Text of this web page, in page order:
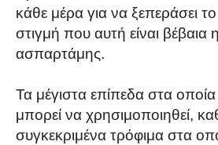
κάθε μέρα για να ξεπεράσει
στιγμή που αυτή είναι
ασπαρτάμης.
Τα μέγιστα επίπεδα στα
μπορεί να χρησιμοποιηθεί,
συγκεκριμένα τρόφιμα στα